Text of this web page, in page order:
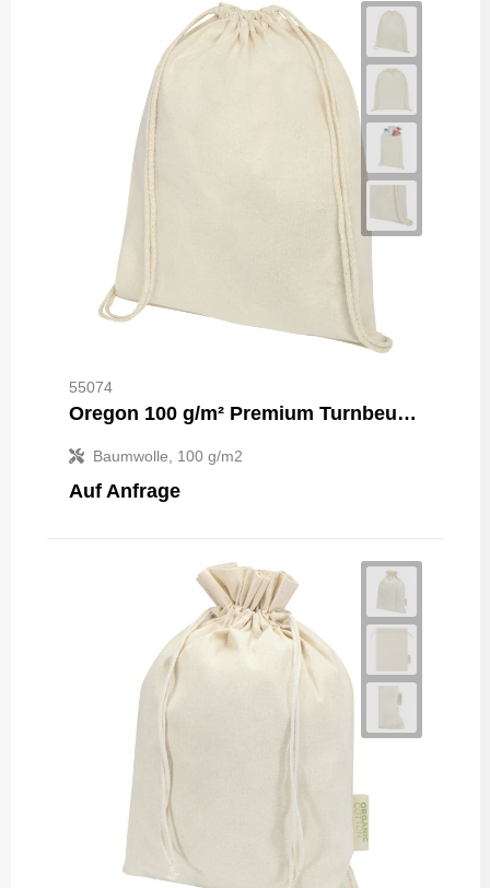
55074
Oregon 100 g/m² Premium Turnbeutel 5L
Baumwolle, 100 g/m2
Auf Anfrage